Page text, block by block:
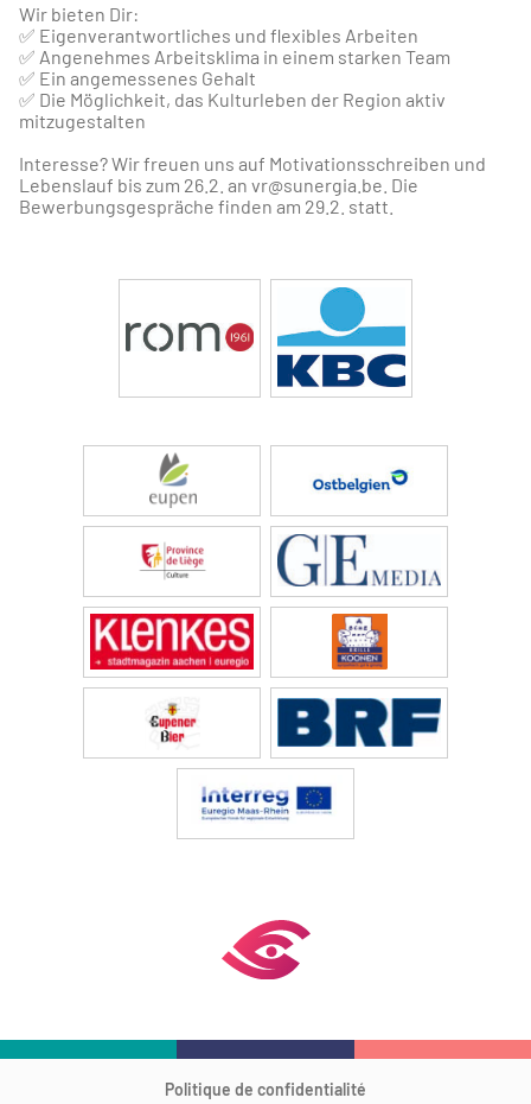
Wir bieten Dir:
✅ Eigenverantwortliches und flexibles Arbeiten
✅ Angenehmes Arbeitsklima in einem starken Team
✅ Ein angemessenes Gehalt
✅ Die Möglichkeit, das Kulturleben der Region aktiv
mitzugestalten
Interesse? Wir freuen uns auf Motivationsschreiben und
Lebenslauf bis zum 26.2. an vr@sunergia.be. Die
Bewerbungsgespräche finden am 29.2. statt.
Politique de confidentialité